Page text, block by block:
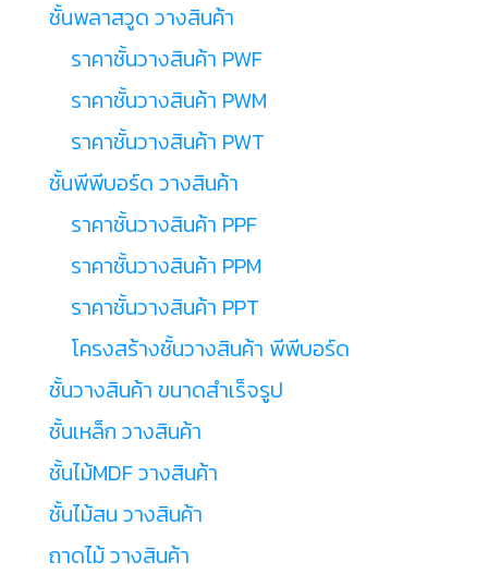
ชั้นพลาสวูด วางสินค้า
ราคาชั้นวางสินค้า PWF
ราคาชั้นวางสินค้า PWM
ราคาชั้นวางสินค้า PWT
ชั้นพีพีบอร์ด วางสินค้า
ราคาชั้นวางสินค้า PPF
ราคาชั้นวางสินค้า PPM
ราคาชั้นวางสินค้า PPT
โครงสร้างชั้นวางสินค้า พีพีบอร์ด
ชั้นวางสินค้า ขนาดสำเร็จรูป
ชั้นเหล็ก วางสินค้า
ชั้นไม้MDF วางสินค้า
ชั้นไม้สน วางสินค้า
ถาดไม้ วางสินค้า